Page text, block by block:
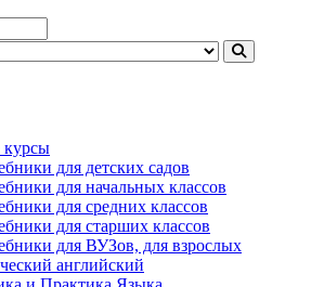
для детских садов
для начальных классов
для средних классов
для старших классов
для ВУЗов, для взрослых
английский